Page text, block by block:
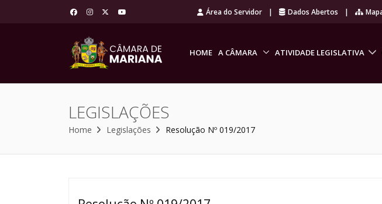
Área do Servidor | Dados Abertos |
HOME A CÂMARA ATIVIDADE LEGISLATIVA
LEGISLAÇÕES
Home Legislações Resolução Nº 019/2017